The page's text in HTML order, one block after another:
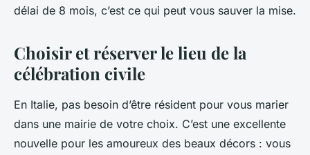
délai de 8 mois, c’est ce qui peut vous sauver la mise.
Choisir et réserver le lieu de la
célébration civile
En Italie, pas besoin d’être résident pour vous marier
dans une mairie de votre choix. C’est une excellente
nouvelle pour les amoureux des beaux décors : vous